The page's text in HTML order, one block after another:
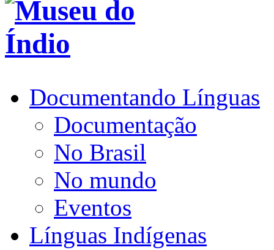
Documentando Línguas
Documentação
No Brasil
No mundo
Eventos
Línguas Indígenas